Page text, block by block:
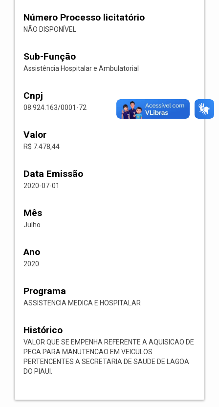
Número Processo licitatório
NÃO DISPONÍVEL
Sub-Função
Assistência Hospitalar e Ambulatorial
Cnpj
08.924.163/0001-72
Valor
R$ 7.478,44
Data Emissão
2020-07-01
Mês
Julho
Ano
2020
Programa
ASSISTENCIA MEDICA E HOSPITALAR
Histórico
VALOR QUE SE EMPENHA REFERENTE A AQUISICAO DE
PECA PARA MANUTENCAO EM VEICULOS
PERTENCENTES A SECRETARIA DE SAUDE DE LAGOA
DO PIAUI.